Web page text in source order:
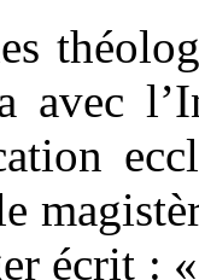
avec
écrit :